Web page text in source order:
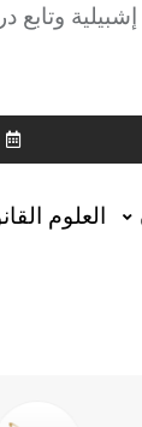
وتابع
العلوم